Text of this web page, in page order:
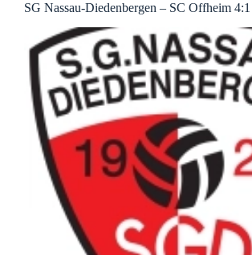
SG Nassau-Diedenbergen – SC Offheim